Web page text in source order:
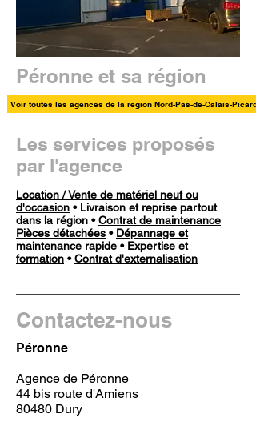
Péronne et sa région
Voir toutes les agences de la région Nord-Pas-de-Calais-
Les services proposés
par l'agence
Location / Vente de matériel neuf ou
d'occasion • Livraison et reprise partout
dans la région •Contrat de maintenance
Pièces détachées • Dépannage et
maintenance rapide • Expertise et
formation •Contrat d'externalisation
Contactez-nous
Péronne
Agence de Péronne
44 bis route d'Amiens
80480 Dury